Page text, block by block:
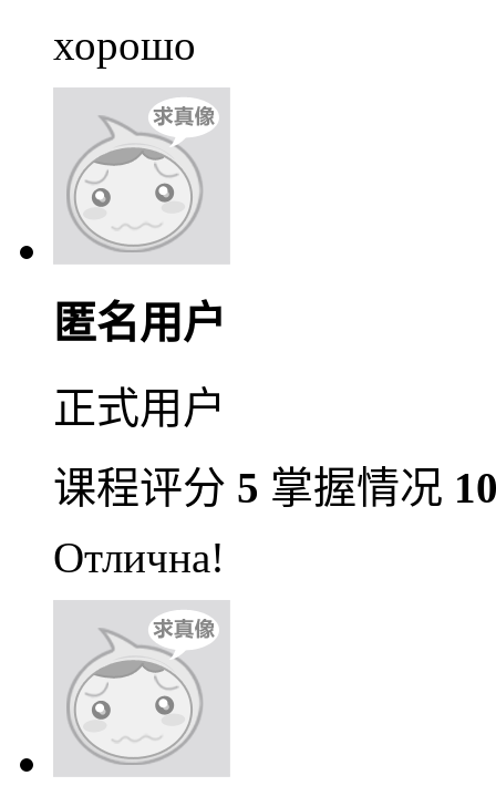
хорошо
匿名用户
正式用户
课程评分 5 掌握情况
Отлична!